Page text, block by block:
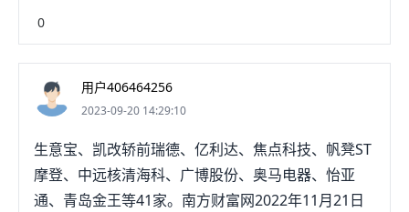
技股份有拍滚桐限公司成立于2003年，注册资本
378，409，288元人民币，以快消品展示包装为主营
业务，服务于快消品行业龙头客户。3、深圳价之链
跨境电商有限公司，是浔兴股份控股子公司，以外贸
B2C电子商务运营为核心业务，目前主要通过
Amazon、eBay、aliexpress等平台，将高质量、高
性价比产品。
0
用户406464256
2023-09-20 14:29:10
生意宝、凯改轿前瑞德、亿利达、焦点科技、帆凳ST
摩登、中远核清海科、广博股份、奥马电器、怡亚
通、青岛金王等41家。南方财富网2022年11月21日